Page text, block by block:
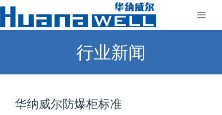
行业新闻
华纳威尔防爆柜标准